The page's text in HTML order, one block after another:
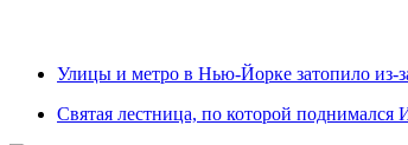
Улицы и метро в Нью-Йорке затопило из-
Святая лестница, по которой поднимался